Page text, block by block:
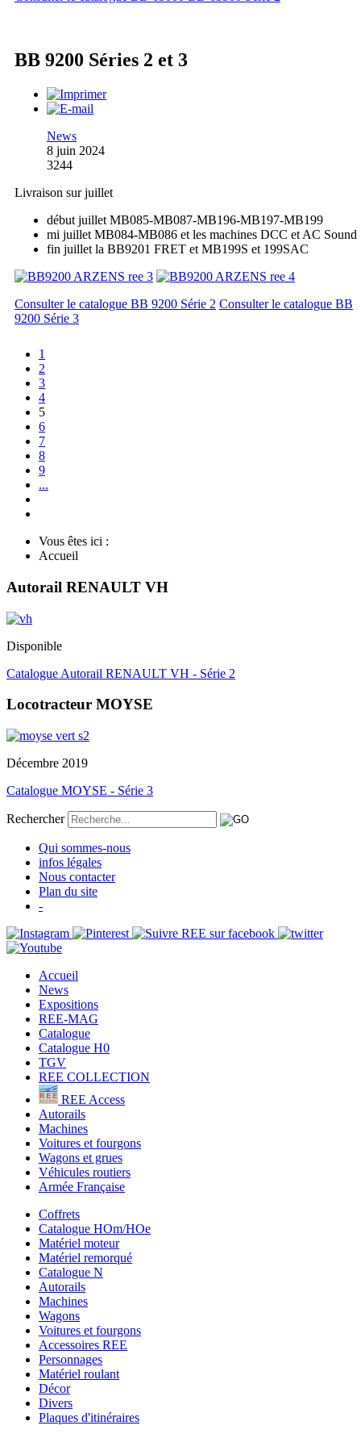
BB 9200 Séries 2 et 3
News
8 juin 2024
3244
Livraison sur juillet
début juillet MB085-MB087-MB196-MB197-MB199
mi juillet MB084-MB086 et les machines DCC et AC Sound
fin juillet la BB9201 FRET et MB199S et 199SAC
Consulter le catalogue BB 9200 Série 2 Consulter le catalogue BB
9200 Série 3
1
2
3
4
5
6
7
8
9
...
Vous êtes ici :
Accueil
Autorail RENAULT VH
Disponible
Catalogue Autorail RENAULT VH - Série 2
Locotracteur MOYSE
Décembre 2019
Catalogue MOYSE - Série 3
Rechercher
Qui sommes-nous
infos légales
Nous contacter
Plan du site
-
Accueil
News
Expositions
REE-MAG
Catalogue
Catalogue H0
TGV
REE COLLECTION
REE Access
Autorails
Machines
Voitures et fourgons
Wagons et grues
Véhicules routiers
Armée Française
Coffrets
Catalogue HOm/HOe
Matériel moteur
Matériel remorqué
Catalogue N
Autorails
Machines
Wagons
Voitures et fourgons
Accessoires REE
Personnages
Matériel roulant
Décor
Divers
Plaques d'itinéraires